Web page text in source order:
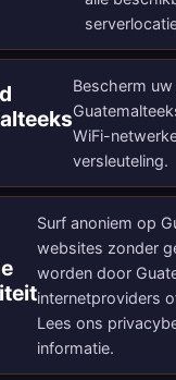
Bescherm
WiFi-
versleuteling.
Surf anoniem op
websites zonder
worden door
internetproviders
Lees ons
informatie.